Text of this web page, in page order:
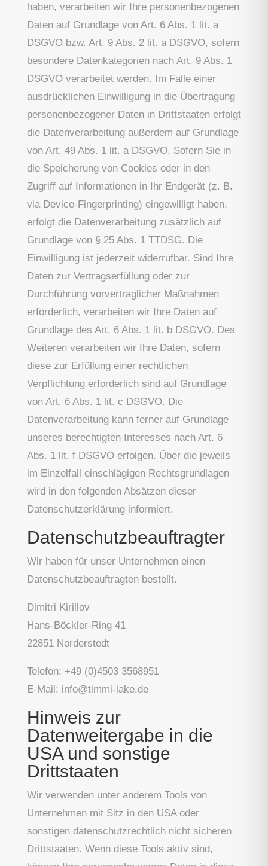
haben, verarbeiten wir Ihre personenbezogenen
Daten auf Grundlage von Art. 6 Abs. 1 lit. a
DSGVO bzw. Art. 9 Abs. 2 lit. a DSGVO, sofern
besondere Datenkategorien nach Art. 9 Abs. 1
DSGVO verarbeitet werden. Im Falle einer
ausdrücklichen Einwilligung in die Übertragung
personenbezogener Daten in Drittstaaten erfolgt
die Datenverarbeitung außerdem auf Grundlage
von Art. 49 Abs. 1 lit. a DSGVO. Sofern Sie in
die Speicherung von Cookies oder in den
Zugriff auf Informationen in Ihr Endgerät (z. B.
via Device-Fingerprinting) eingewilligt haben,
erfolgt die Datenverarbeitung zusätzlich auf
Grundlage von § 25 Abs. 1 TTDSG. Die
Einwilligung ist jederzeit widerrufbar. Sind Ihre
Daten zur Vertragserfüllung oder zur
Durchführung vorvertraglicher Maßnahmen
erforderlich, verarbeiten wir Ihre Daten auf
Grundlage des Art. 6 Abs. 1 lit. b DSGVO. Des
Weiteren verarbeiten wir Ihre Daten, sofern
diese zur Erfüllung einer rechtlichen
Verpflichtung erforderlich sind auf Grundlage
von Art. 6 Abs. 1 lit. c DSGVO. Die
Datenverarbeitung kann ferner auf Grundlage
unseres berechtigten Interesses nach Art. 6
Abs. 1 lit. f DSGVO erfolgen. Über die jeweils
im Einzelfall einschlägigen Rechtsgrundlagen
wird in den folgenden Absätzen dieser
Datenschutzerklärung informiert.
Datenschutz­beauftragter
Wir haben für unser Unternehmen einen
Datenschutzbeauftragten bestellt.
Dimitri Kirillov
Hans-Böckler-Ring 41
22851 Norderstedt
Telefon: +49 (0)4503 3568951
E-Mail: info@timmi-lake.de
Hinweis zur
Datenweitergabe in die
USA und sonstige
Drittstaaten
Wir verwenden unter anderem Tools von
Unternehmen mit Sitz in den USA oder
sonstigen datenschutzrechtlich nicht sicheren
Drittstaaten. Wenn diese Tools aktiv sind,